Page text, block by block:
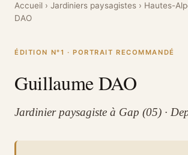
Accueil › Jardiniers paysagistes › Hautes-
DAO
ÉDITION N°1 · PORTRAIT RECOMMANDÉ
Guillaume DAO
Jardinier paysagiste à Gap (05) ·